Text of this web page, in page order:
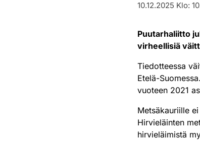
10.12.2025 Klo:
Puutarhaliitto
virheellisiä
Tiedotteessa
Etelä-Suomessa.
vuoteen 2021
Metsäkauriille
Hirvieläinten
hirvieläimistä